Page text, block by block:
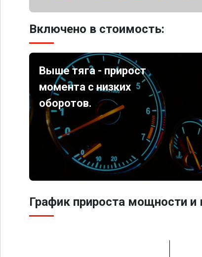
Включено в стоимость:
Выше тяга - прирост
момента с низких
оборотов.
График прироста мощности